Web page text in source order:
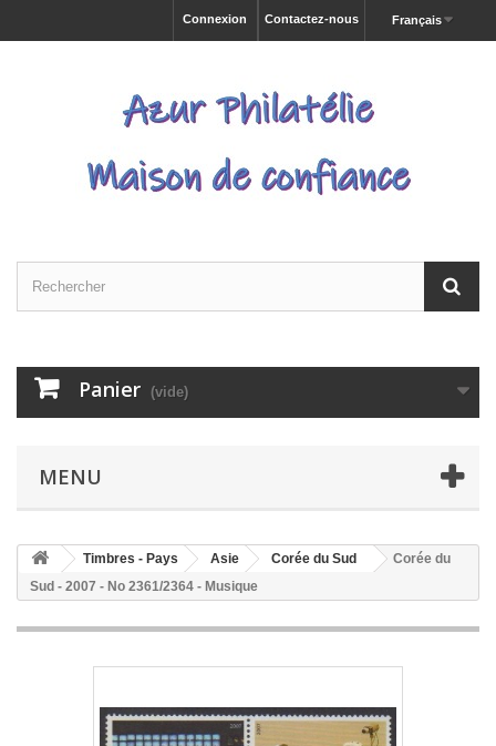
Français
Contactez-nous
Connexion
Panier (vide)
MENU
Timbres - Pays Asie Corée du Sud
Corée du
Sud - 2007 - No 2361/2364 - Musique